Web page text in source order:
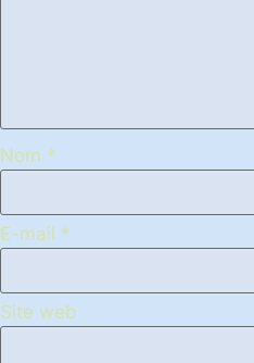
Nom *
E-mail *
Site web